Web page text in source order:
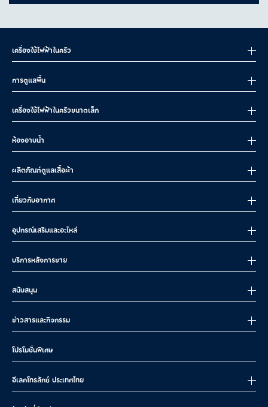
เครื่องใช้ไฟฟ้าในครัว
การดูแลพื้น
เครื่องใช้ไฟฟ้าในครัวขนาดเล็ก
ห้องอาบน้ำ
ผลิตภัณฑ์ดูแลเสื้อผ้า
เกี่ยวกับอากาศ
อุปกรณ์เสริมและอะไหล่
บริการหลังการขาย
สนับสนุน
ข่าวสารและกิจกรรม
โปรโมชั่นพิเศษ
อีเลคโทรลักซ์ ประเทศไทย